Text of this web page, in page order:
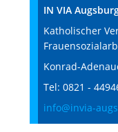
IN VIA
Katholischer
Konrad-
Tel: 0821 -
info@invia-